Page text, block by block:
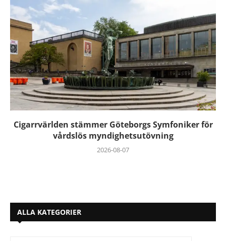
Cigarrvärlden stämmer Göteborgs Symfoniker för
vårdslös myndighetsutövning
2026-08-07
ALLA KATEGORIER